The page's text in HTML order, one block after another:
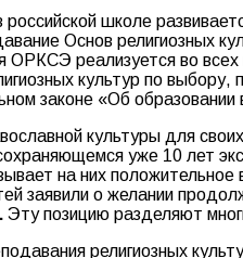
российской школе
Основ религиозных
реализуется во всех
культур по выбору,
законе «Об
культуры для
уже 10 лет
на них
заявили о желании
Эту позицию разделяют
религиозных